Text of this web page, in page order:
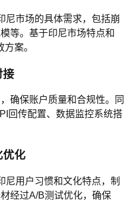
尼市场的具体需求，包括崩
等。基于印尼市场特点和
案。
接
确保账户质量和合规性。同
回传配置、数据监控系统搭
优化
尼用户习惯和文化特点，制
经过A/B测试优化，确保